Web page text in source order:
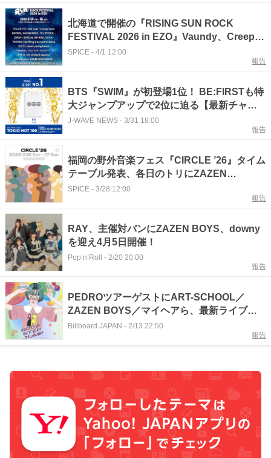
北海道で開催の『RISING SUN ROCK
FESTIVAL 2026 in EZO』Vaundy、Creepy
Nuts、ZAZEN BOYSら第1弾出演者（21組）
SPICE - 4/1 12:00
報告
BTS『SWIM』が初登場1位！ BE:FIRSTも特
大ジャンプアップで2位に迫る【最新チャー
ト】
J-WAVE NEWS - 3/31 18:00
報告
福岡の野外音楽フェス『CIRCLE ’26』タイム
テーブル発表、各日のトリにZAZEN
BOYS、くるり
SPICE - 3/28 12:00
報告
RAY、主催対バンにZAZEN BOYS、downy
を迎え4月5日開催！
Pop’n’Roll - 2/20 20:00
報告
PEDROツアーゲストにART-SCHOOL／
ZAZEN BOYS／マイヘアら、最新ライブ映
像公開＆新曲配信も
Billboard JAPAN - 2/13 22:50
報告